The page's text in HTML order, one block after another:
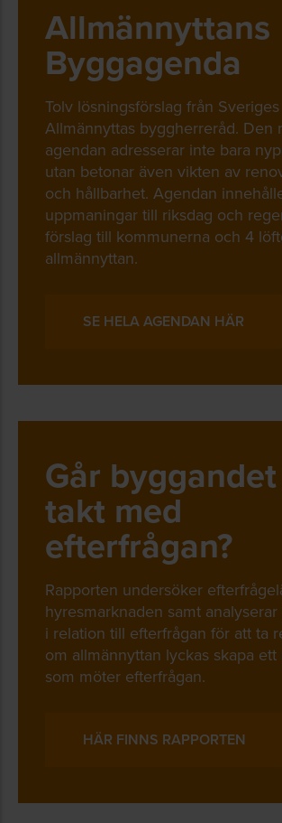
Allmännyttans
Byggagenda
Tolv lösningsförslag från Sveriges
Allmännyttas byggherreråd. Den
agendan adresserar inte bara
utan betonar även vikten av
och hållbarhet. Agendan
uppmaningar till riksdag och
förslag till kommunerna och 4
allmännyttan.
SE HELA AGENDAN HÄR
Går
takt med
efterfrågan?
Rapporten undersöker
hyresmarknaden samt
i relation till efterfrågan för att ta
om allmännyttan lyckas skapa ett
som möter efterfrågan.
HÄR FINNS RAPPORTEN